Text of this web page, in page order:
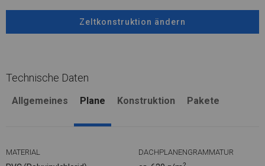
Zeltkonstruktion ändern
Technische Daten
Allgemeines Plane Konstruktion Pakete
MATERIAL DACHPLANENGRAMMATUR